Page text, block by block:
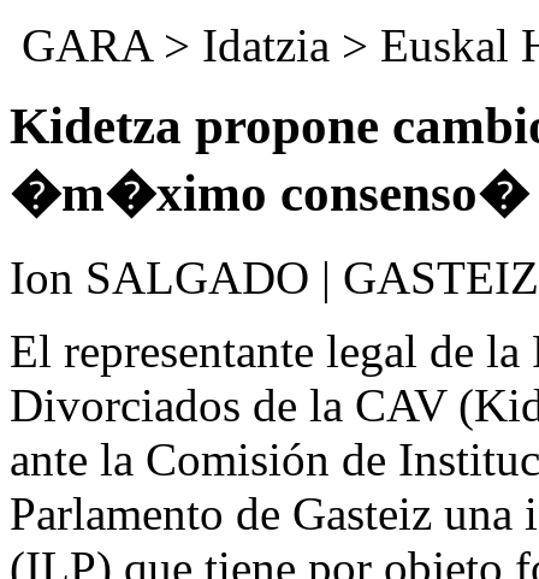
GARA> Idatzia > Euskal
Kidetza propone
�m�ximo consenso�
Ion SALGADO | GASTEIZ
El representante legal de
Divorciados de la CAV
ante la Comisión de
Parlamento de Gasteiz
(ILP) que tiene por objeto